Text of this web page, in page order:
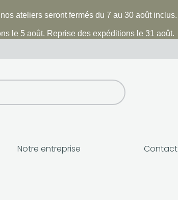
ateliers seront fermés du 7 au 30 août inclus.
le 5 août. Reprise des expéditions le 31 août.
Notre entreprise Contact